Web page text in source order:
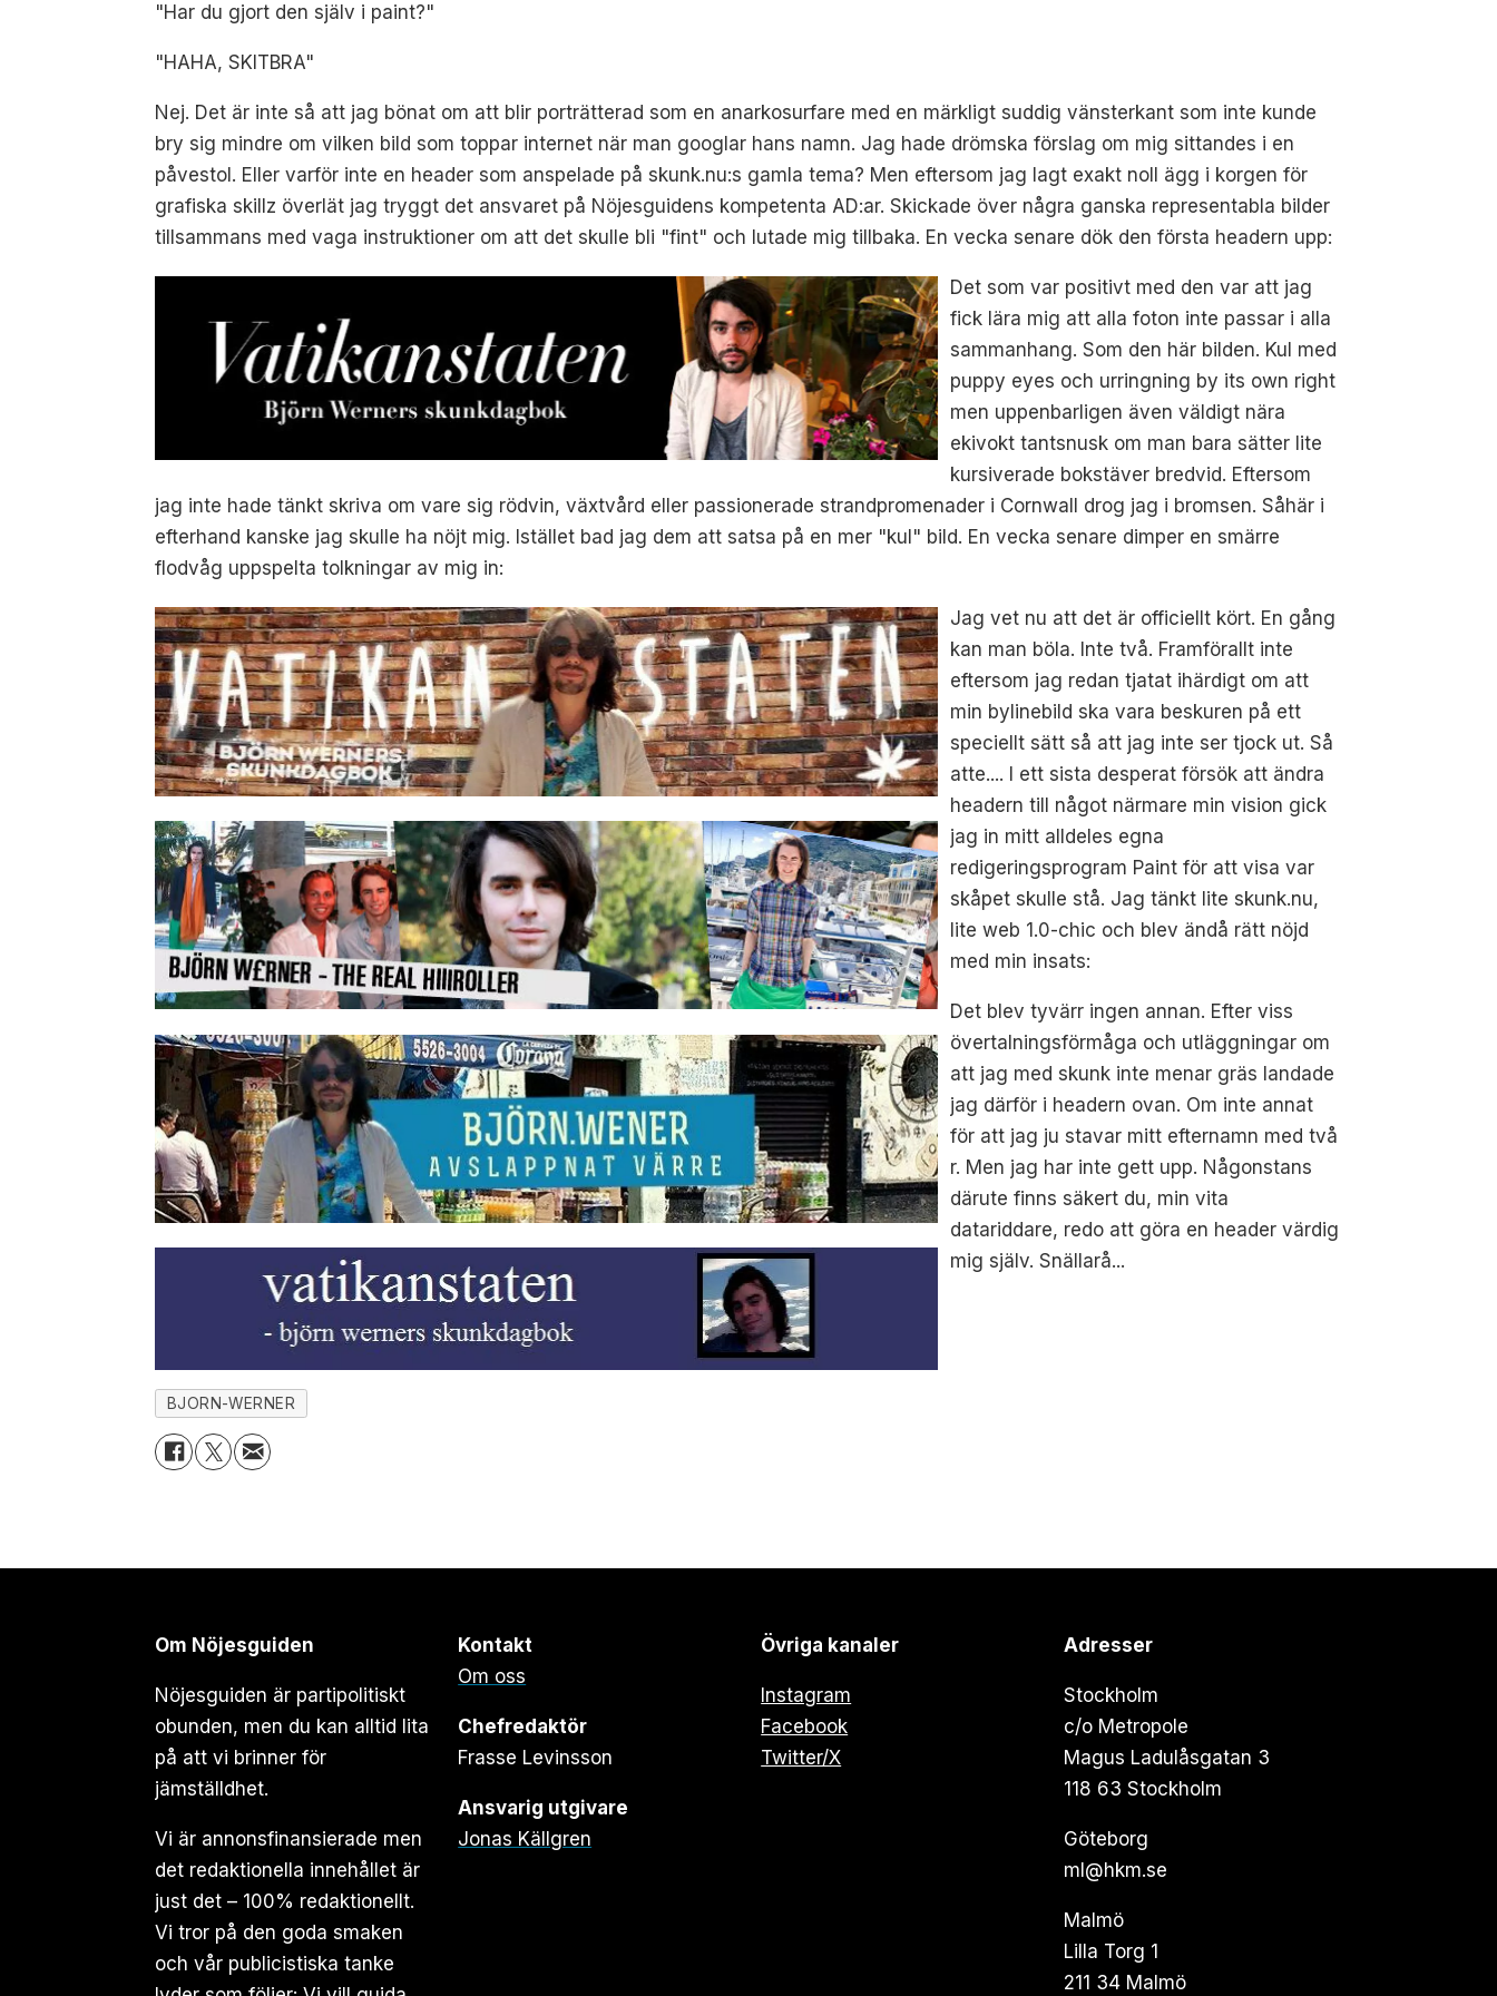
"Har du gjort den själv i paint?"
"HAHA, SKITBRA"
Nej. Det är inte så att jag bönat om att blir porträtterad som en anarkosurfare med en märkligt suddig vänsterkant som inte kunde
bry sig mindre om vilken bild som toppar internet när man googlar hans namn. Jag hade drömska förslag om mig sittandes i en
påvestol. Eller varför inte en header som anspelade på skunk.nu:s gamla tema? Men eftersom jag lagt exakt noll ägg i korgen för
grafiska skillz överlät jag tryggt det ansvaret på Nöjesguidens kompetenta AD:ar. Skickade över några ganska representabla bilder
tillsammans med vaga instruktioner om att det skulle bli "fint" och lutade mig tillbaka. En vecka senare dök den första headern upp:
Det som var positivt med den var att jag
fick lära mig att alla foton inte passar i alla
sammanhang. Som den här bilden. Kul med
puppy eyes och urringning by its own right
men uppenbarligen även väldigt nära
ekivokt tantsnusk om man bara sätter lite
kursiverade bokstäver bredvid. Eftersom
jag inte hade tänkt skriva om vare sig rödvin, växtvård eller passionerade strandpromenader i Cornwall drog jag i bromsen. Såhär i
efterhand kanske jag skulle ha nöjt mig. Istället bad jag dem att satsa på en mer "kul" bild. En vecka senare dimper en smärre
flodvåg uppspelta tolkningar av mig in:
Jag vet nu att det är officiellt kört. En gång
kan man böla. Inte två. Framförallt inte
eftersom jag redan tjatat ihärdigt om att
min bylinebild ska vara beskuren på ett
speciellt sätt så att jag inte ser tjock ut. Så
atte.... I ett sista desperat försök att ändra
headern till något närmare min vision gick
jag in mitt alldeles egna
redigeringsprogram Paint för att visa var
skåpet skulle stå. Jag tänkt lite skunk.nu,
lite web 1.0-chic och blev ändå rätt nöjd
med min insats:
Det blev tyvärr ingen annan. Efter viss
övertalningsförmåga och utläggningar om
att jag med skunk inte menar gräs landade
jag därför i headern ovan. Om inte annat
för att jag ju stavar mitt efternamn med två
r. Men jag har inte gett upp. Någonstans
därute finns säkert du, min vita
datariddare, redo att göra en header värdig
mig själv. Snällarå...
BJORN-WERNER
Om Nöjesguiden
Nöjesguiden är partipolitiskt
obunden, men du kan alltid lita
på att vi brinner för
jämställdhet.
Vi är annonsfinansierade men
det redaktionella innehållet är
just det – 100% redaktionellt.
Vi tror på den goda smaken
och vår publicistiska tanke
Kontakt
Om oss
Chefredaktör
Frasse Levinsson
Ansvarig utgivare
Jonas Källgren
Övriga kanaler
Instagram
Facebook
Twitter/X
Adresser
Stockholm
c/o Metropole
Magus Ladulåsgatan 3
118 63 Stockholm
Göteborg
ml@hkm.se
Malmö
Lilla Torg 1
211 34 Malmö